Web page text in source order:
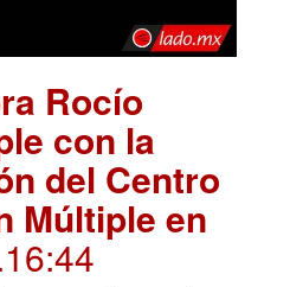
Rocío
con la
del Centro
Múltiple en